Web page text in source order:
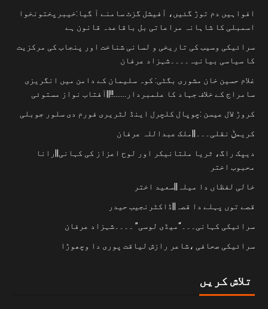
افواہیں دم توڑ گئیں، آفیشل گزٹ سامنے آ گیا:خیبرپختونخوا
اسمبلی کا شاہانہ مراعاتی بل باقاعدہ قانون ہے
سرائیکی وسیب کی تاریخی و لسانی شناخت اور پنجاب کی مرکزیت
کا سیاسی بیانیہ۔۔۔۔شہزاد عرفان
غلام حسین خان مشوری بگٹی: کوہ سلیمان کے دامن میں انگریزی
سامراج کے خلاف جہاد کا علمبردار…….!!||آفتاب نواز مستوئی
کروڑ لال عیسن :چوپال کلچرل اینڈ لٹریری فورم دی سلور جوبلی
کریمݨ نقلی۔۔۔||ملک عبداللہ عرفان
دیپک راگ، ثریا ملتانیکر اور لوح اعزاز کی کہانی||رانا
محبوب اختر
خالی لفظاں دا میلہ||سعید اختر
قصے توں پہلے دا قصہ||ڈاکٹرنجیب حیدر
سرائیکی کہانی۔۔۔“میڈی لوسی” ۔۔۔۔شہزاد عرفان
سرائیکی صحافی ،شاعر رازش لیاقت پوری دا وچھوڑا
تلاش کریں